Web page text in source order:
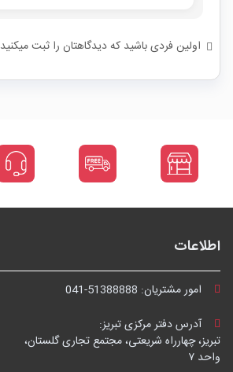
اولین فردی باشید که دیدگاهتان را ثبت میکنید
اطلاعات
امور مشتریان: 041-51388888
آدرس دفتر مرکزی تبریز:
تبریز، چهارراه شریعتی، مجتمع تجاری گلستان،
واحد ۷